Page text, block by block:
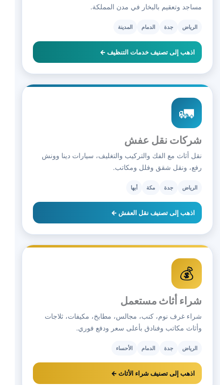
مساجد وتعقيم بالبخار في مدن المملكة.
الرياض جدة الدمام المدينة
اذهب إلى تصنيف خدمات التنظيف ←
🚛
شركات نقل عفش
نقل أثاث مع الفك والتركيب والتغليف، سيارات دينا وونش
رفع، ونقل شقق وفلل ومكاتب.
الرياض جدة مكة أبها
اذهب إلى تصنيف نقل العفش ←
💰
شراء أثاث مستعمل
شراء غرف نوم، كنب، مجالس، مطابخ، مكيفات، ثلاجات
وأثاث مكاتب وفنادق بأعلى سعر ودفع فوري.
الرياض جدة الدمام الأحساء
اذهب إلى تصنيف شراء الأثاث ←